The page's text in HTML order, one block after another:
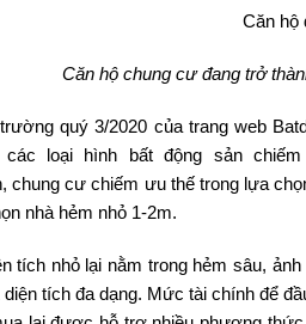
Căn hộ chung cư đang trở
quý 3/2020 của trang web
loại hình bất động sản
chung cư chiếm ưu thế trong lựa
nhà hẻm nhỏ 1-2m.
tích nhỏ lại nằm trong hẻm sâu,
tích đa dạng. Mức tài chính để